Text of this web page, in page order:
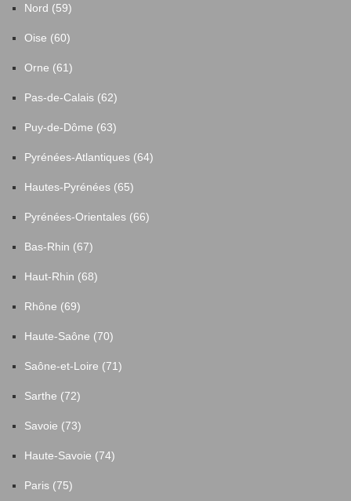
Nord (59)
Oise (60)
Orne (61)
Pas-de-Calais (62)
Puy-de-Dôme (63)
Pyrénées-Atlantiques (64)
Hautes-Pyrénées (65)
Pyrénées-Orientales (66)
Bas-Rhin (67)
Haut-Rhin (68)
Rhône (69)
Haute-Saône (70)
Saône-et-Loire (71)
Sarthe (72)
Savoie (73)
Haute-Savoie (74)
Paris (75)